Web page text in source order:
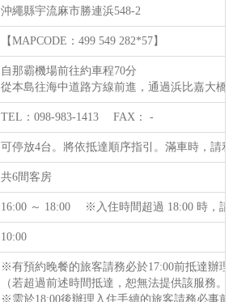
沖繩縣宇流麻市勝連浜548-2
【MAPCODE：499 549 282*57】
自那霸機場前往約車程70分
從本島往海中道路方線前進，通過浜比嘉大
TEL：098-983-1413 FAX： -
可停放4台。將依抵達順序指引。滿車時，請
共6間客房
16:00 ～ 18:00 ※入住時間超過 18:00 時，請
10:00
※有預約晚餐的旅客請務必於17:00前抵達辦
（若超過前述時間抵達，恕無法提供該服務。
※需於18:00後辦理入住手續的旅客請務必事前